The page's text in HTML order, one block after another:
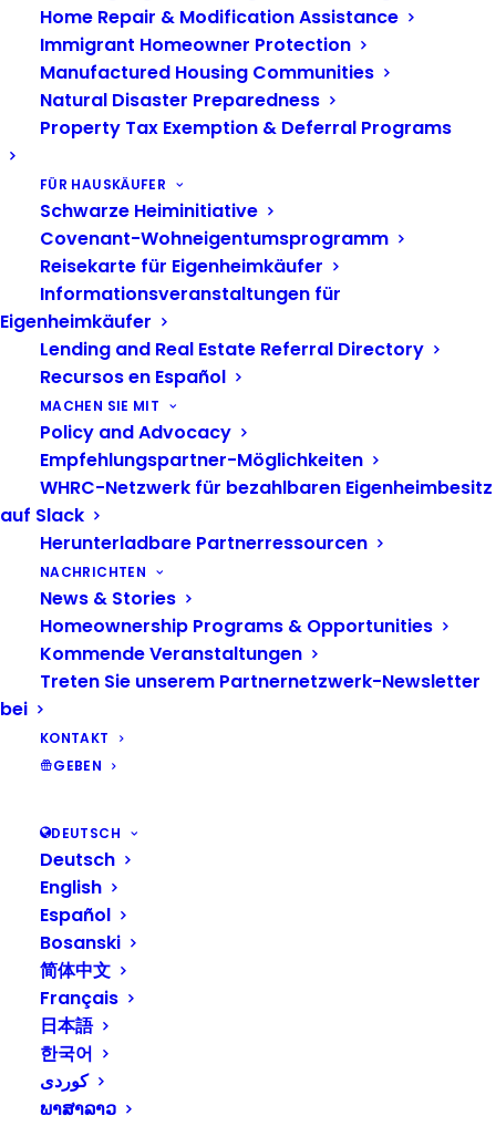
Home Repair & Modification Assistance
Immigrant Homeowner Protection
Manufactured Housing Communities
Natural Disaster Preparedness
Property Tax Exemption & Deferral Programs
FÜR HAUSKÄUFER
Schwarze Heiminitiative
Covenant-Wohneigentumsprogramm
Reisekarte für Eigenheimkäufer
Informationsveranstaltungen für
Eigenheimkäufer
Lending and Real Estate Referral Directory
Recursos en Español
MACHEN SIE MIT
Policy and Advocacy
Empfehlungspartner-Möglichkeiten
WHRC-Netzwerk für bezahlbaren Eigenheimbesitz
auf Slack
Herunterladbare Partnerressourcen
NACHRICHTEN
News & Stories
Homeownership Programs & Opportunities
Kommende Veranstaltungen
Treten Sie unserem Partnernetzwerk-Newsletter
bei
KONTAKT
GEBEN
DEUTSCH
Deutsch
English
Español
Bosanski
简体中文
Français
日本語
한국어
ພາສາລາວ
Sound Outreach1116 S. 11th Street, Tacoma, United States
SA
15
First Time Homebuyer Seminar
First Time Homebuyer Seminar
September 2026
5
PWR Foundations: Understanding Your
Earnings & Spending
September 5 @ 10:30 am
Virtuell Veranstaltung
SA
19
PWR Building: Credit Strategies for Growth
September 19 @ 10:30 am
Oktober 2026
SA
3
PWR Generational: Keys to the Future
Virtuell Veranstaltung
November 2026
5
PWR Foundations: Making & Storing Your
Money
November 5 @ 5:30 pm
Vorherige Veranstaltungen